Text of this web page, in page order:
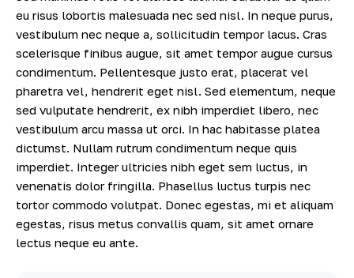
eu risus lobortis malesuada nec sed nisl. In neque purus,
vestibulum nec neque a, sollicitudin tempor lacus. Cras
scelerisque finibus augue, sit amet tempor augue cursus
condimentum. Pellentesque justo erat, placerat vel
pharetra vel, hendrerit eget nisl. Sed elementum, neque
sed vulputate hendrerit, ex nibh imperdiet libero, nec
vestibulum arcu massa ut orci. In hac habitasse platea
dictumst. Nullam rutrum condimentum neque quis
imperdiet. Integer ultricies nibh eget sem luctus, in
venenatis dolor fringilla. Phasellus luctus turpis nec
tortor commodo volutpat. Donec egestas, mi et aliquam
egestas, risus metus convallis quam, sit amet ornare
lectus neque eu ante.